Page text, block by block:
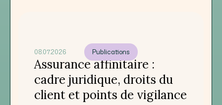
08.07.2026
Assurance affinitaire :
cadre juridique, droits du
client et points de vigilance
Publications